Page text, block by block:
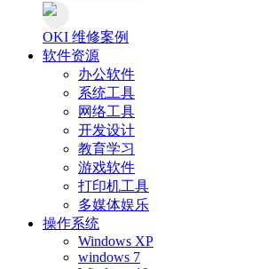
OKI 维修案例
软件资源
办公软件
系统工具
网络工具
开发设计
教育学习
游戏软件
打印机工具
多媒体娱乐
操作系统
Windows XP
windows 7